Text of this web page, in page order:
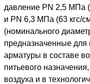
давление PN 2,5 МПа
и PN 6,3 МПа (63 кгс/
(номинального
предназначенные для
арматуры в составе
питьевого
воздуха и в